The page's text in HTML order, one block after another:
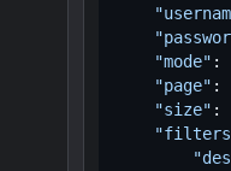
"mode" :
"page" :
"size" :